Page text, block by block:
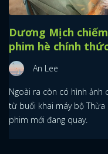
Dương Mịch
phim hè chính
An Lee
Ngoài ra còn có hình ảnh
từ buổi khai máy bộ Thừa
phim mới đang quay.